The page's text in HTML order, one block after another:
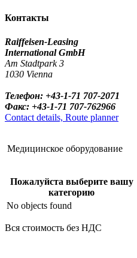
Контакты
Raiffeisen-Leasing
International GmbH
Am Stadtpark 3
1030 Vienna
Телефон: +43-1-71 707-2071
Факс: +43-1-71 707-762966
Contact details, Route planner
Медицинское оборудование
Пожалуйста выберите вашу
категорию
No objects found
Вся стоимость без НДС